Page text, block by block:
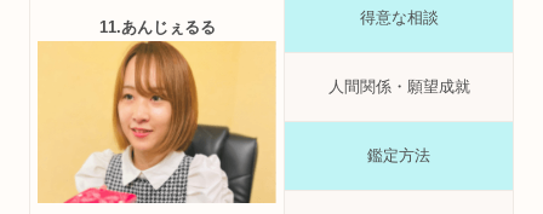
11.あんじぇるる
得意な相談
人間関係・願望成就
鑑定方法